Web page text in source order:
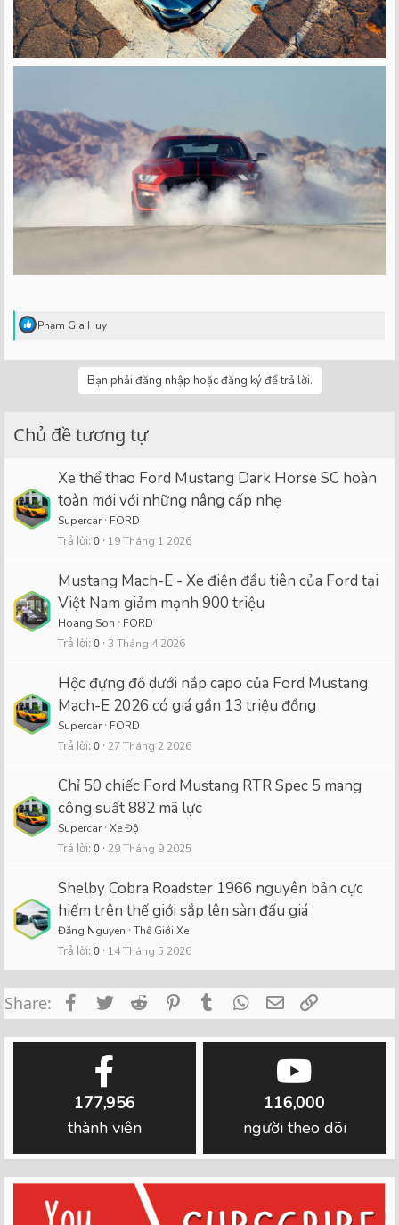
R
a
o
n
Phạm Gia Huy
Bạn phải đăng nhập hoặc đăng ký để trả lời.
Chủ đề tương tự
Xe thể thao Ford Mustang Dark Horse SC hoàn
toàn mới với những nâng cấp nhẹ
Supercar FORD
Trả lời 0 19 Tháng 1 2026
Mustang Mach-E - Xe điện đầu tiên của Ford tại
Việt Nam giảm mạnh 900 triệu
Hoang Son FORD
Trả lời 0 3 Tháng 4 2026
Hộc đựng đồ dưới nắp capo của Ford Mustang
Mach-E 2026 có giá gần 13 triệu đồng
Supercar FORD
Trả lời 0 27 Tháng 2 2026
Chỉ 50 chiếc Ford Mustang RTR Spec 5 mang
công suất 882 mã lực
Supercar Xe Độ
Trả lời 0 29 Tháng 9 2025
Shelby Cobra Roadster 1966 nguyên bản cực
hiếm trên thế giới sắp lên sàn đấu giá
Đăng Nguyen Thế Giới Xe
Trả lời 0 14 Tháng 5 2026
Share: FacebookTwitterReddit PinterestTumblrWhatsApp
Email
177,956
thành viên
116,000
người theo dõi